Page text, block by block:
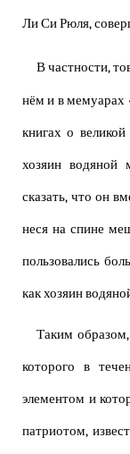
Ли Си Рюля,
В частности,
нём и в мемуарах
книгах о
хозяин водяной
сказать, что он
неся на спине
пользовались
как хозяин
Таким
которого в
элементом и
патриотом,